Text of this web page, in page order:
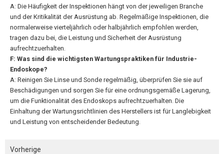
A: Die Häufigkeit der Inspektionen hängt von der jeweiligen Branche
und der Kritikalität der Ausrüstung ab. Regelmäßige Inspektionen, die
normalerweise vierteljährlich oder halbjährlich empfohlen werden,
tragen dazu bei, die Leistung und Sicherheit der Ausrüstung
aufrechtzuerhalten.
F: Was sind die wichtigsten Wartungspraktiken für Industrie-
Endoskope?
A: Reinigen Sie Linse und Sonde regelmäßig, überprüfen Sie sie auf
Beschädigungen und sorgen Sie für eine ordnungsgemäße Lagerung,
um die Funktionalität des Endoskops aufrechtzuerhalten. Die
Einhaltung der Wartungsrichtlinien des Herstellers ist für Langlebigkeit
und Leistung von entscheidender Bedeutung.
Vorherige